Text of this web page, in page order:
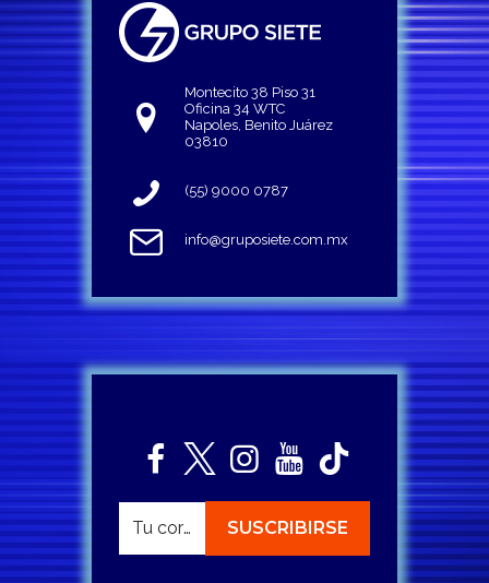
Montecito 38 Piso 31
Oficina 34 WTC
Napoles, Benito Juárez
03810
(55) 9000 0787
info@gruposiete.com.mx